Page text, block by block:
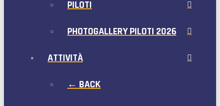
PILOTI
PHOTOGALLERY PILOTI 2026
ATTIVITÀ
← BACK